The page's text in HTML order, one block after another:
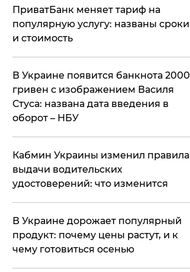
ПриватБанк меняет тариф на
популярную услугу: названы сроки
и стоимость
В Украине появится банкнота 2000
гривен с изображением Василя
Стуса: названа дата введения в
оборот – НБУ
Кабмин Украины изменил правила
выдачи водительских
удостоверений: что изменится
В Украине дорожает популярный
продукт: почему цены растут, и к
чему готовиться осенью